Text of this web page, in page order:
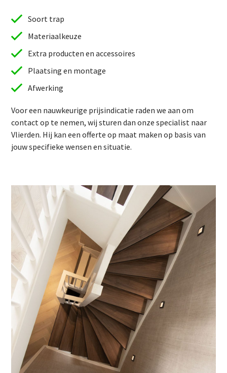
Soort trap
Materiaalkeuze
Extra producten en accessoires
Plaatsing en montage
Afwerking
Voor een nauwkeurige prijsindicatie raden we aan om
contact op te nemen, wij sturen dan onze specialist naar
Vlierden. Hij kan een offerte op maat maken op basis van
jouw specifieke wensen en situatie.